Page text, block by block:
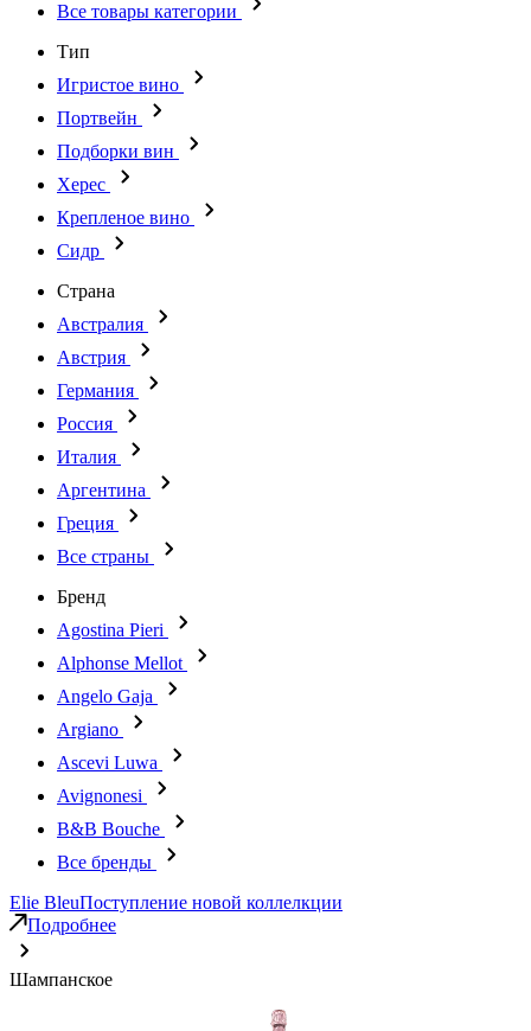
Все товары категории
Тип
Игристое вино
Портвейн
Подборки вин
Херес
Крепленое вино
Сидр
Страна
Австралия
Австрия
Германия
Россия
Италия
Аргентина
Греция
Все страны
Бренд
Agostina Pieri
Alphonse Mellot
Angelo Gaja
Argiano
Ascevi Luwa
Avignonesi
B&B Bouche
Все бренды
Elie BleuПоступление новой коллелкции
Подробнее
Шампанское